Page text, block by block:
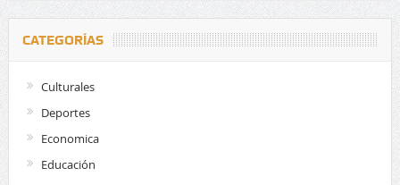
CATEGORÍAS
Culturales
Deportes
Economica
Educación